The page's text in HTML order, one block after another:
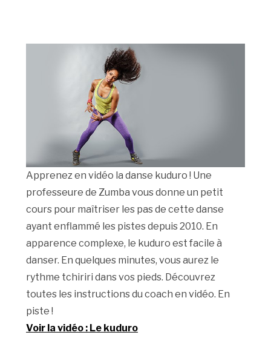
Apprenez en vidéo la danse kuduro ! Une
professeure de Zumba vous donne un petit
cours pour maîtriser les pas de cette danse
ayant enflammé les pistes depuis 2010. En
apparence complexe, le kuduro est facile à
danser. En quelques minutes, vous aurez le
rythme tchiriri dans vos pieds. Découvrez
toutes les instructions du coach en vidéo. En
piste !
Voir la vidéo : Le kuduro